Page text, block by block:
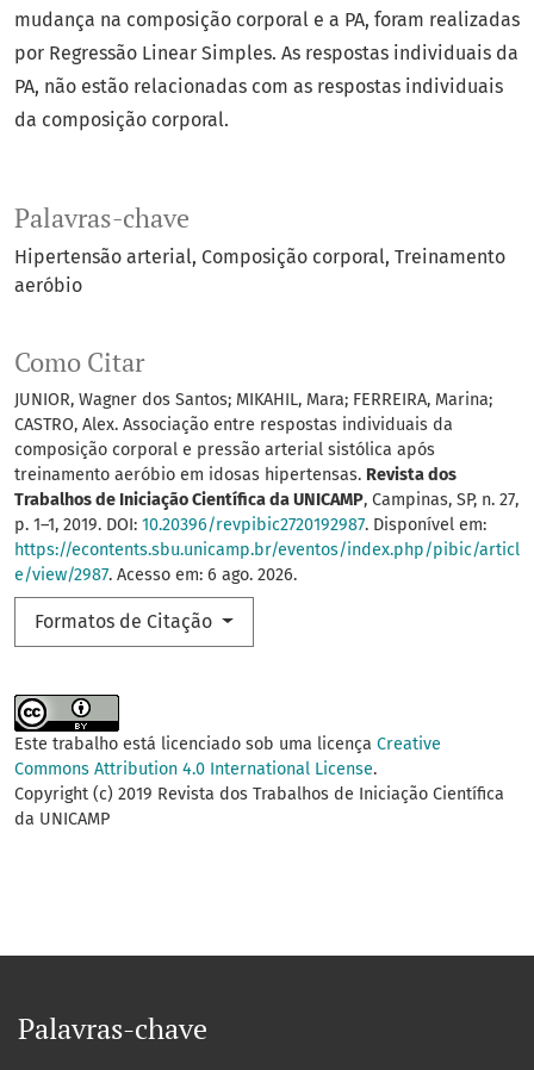
Palavras-chave
Hipertensão arterial Composição corporal Treinamento
aeróbio
Como Citar
JUNIOR, Wagner dos Santos; MIKAHIL, Mara; FERREIRA, Marina;
CASTRO, Alex. Associação entre respostas individuais da
composição corporal e pressão arterial sistólica após
treinamento aeróbio em idosas hipertensas. Revista dos
Trabalhos de Iniciação Científica da UNICAMP, Campinas, SP, n. 27,
p. 1–1, 2019. DOI: 10.20396/revpibic2720192987. Disponível em:
https://econtents.sbu.unicamp.br/eventos/index.php/pibic/articl
e/view/2987. Acesso em: 6 ago. 2026.
Formatos de Citação
mudança na composição corporal e a PA, foram realizadas
por Regressão Linear Simples. As respostas individuais da
PA, não estão relacionadas com as respostas individuais
da composição corporal.
Este trabalho está licenciado sob uma licença Creative
Commons Attribution 4.0 International License.
Copyright (c) 2019 Revista dos Trabalhos de Iniciação Científica
da UNICAMP
Palavras-chave